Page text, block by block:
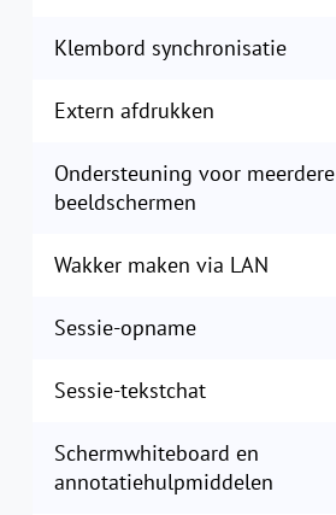
Klembord synchronisatie
Extern afdrukken
Ondersteuning voor meerdere
beeldschermen
Wakker maken via LAN
Sessie-opname
Sessie-tekstchat
Schermwhiteboard en
annotatiehulpmiddelen